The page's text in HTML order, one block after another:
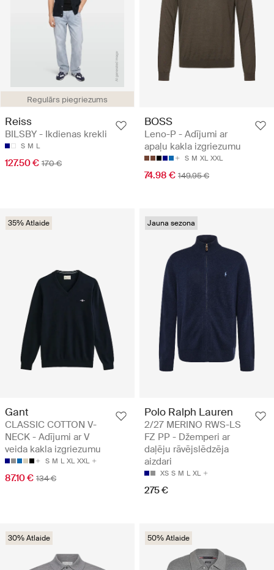
Regulārs piegriezums
Reiss
BILSBY - Ikdienas krekli
S M L
127.50 € 170 €
BOSS
Leno-P - Adījumi ar
apaļu kakla izgriezumu
S M XL XXL
74.98 € 149.95 €
35% Atlaide
Gant
CLASSIC COTTON V-
NECK - Adījumi ar V
veida kakla izgriezumu
S M L XL XXL
87.10 € 134 €
Jauna sezona
Polo Ralph Lauren
2/27 MERINO RWS-LS
FZ PP - Džemperi ar
daļēju rāvējslēdzēja
aizdari
XS S M L XL
275 €
30% Atlaide 50% Atlaide